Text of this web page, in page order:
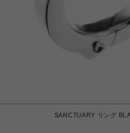
SANCTUARY リング